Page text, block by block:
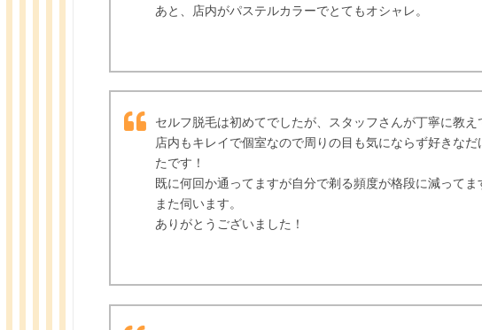
あと、店内がパステルカラーでとてもオシャレ。
セルフ脱毛は初めてでしたが、スタッフさんが丁寧に教
店内もキレイで個室なので周りの目も気にならず好きな
たです！
既に何回か通ってますが自分で剃る頻度が格段に減ってま
また伺います。
ありがとうございました！